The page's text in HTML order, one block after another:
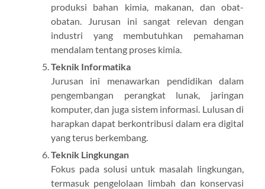
produksi bahan kimia, makanan, dan obat-
obatan. Jurusan ini sangat relevan dengan
industri yang membutuhkan pemahaman
mendalam tentang proses kimia.
Teknik Informatika
Jurusan ini menawarkan pendidikan dalam
pengembangan perangkat lunak, jaringan
komputer, dan juga sistem informasi. Lulusan di
harapkan dapat berkontribusi dalam era digital
yang terus berkembang.
Teknik Lingkungan
Fokus pada solusi untuk masalah lingkungan,
termasuk pengelolaan limbah dan konservasi